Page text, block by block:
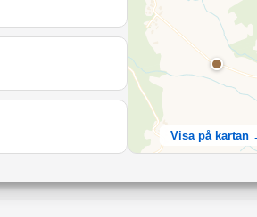
Visa på kartan